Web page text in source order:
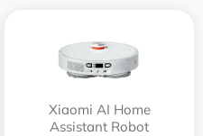
Xiaomi AI Home
Assistant Robot